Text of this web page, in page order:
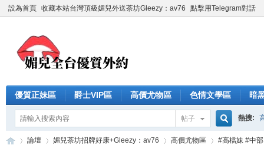
設為首頁 收藏本站台灣頂級媚兒外送茶坊Gleezy：av76 點擊用Telegram對話
優質正妹區 爵士VIP區 高價尤物區 色情文學區 暗
帖子
搜
熱搜:
論壇 媚兒茶坊招牌好康+Gleezy：av76 高價尤物區 #高檔妹 #中